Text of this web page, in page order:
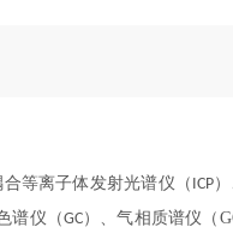
合等离子体发射光谱仪（ ICP）
谱仪（GC）、气相质谱仪（